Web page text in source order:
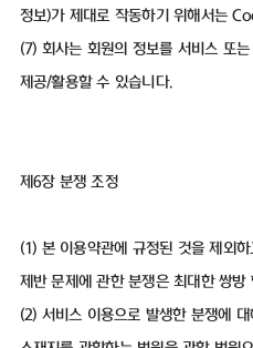
정보)가 제대로 작동하기 위해서는
(7) 회사는 회원의 정보를 서비스 또
제공/활용할 수 있습니다.
제6장 분쟁 조정
(1) 본 이용약관에 규정된 것을 제외
제반 문제에 관한 분쟁은 최대한 쌍방
(2) 서비스 이용으로 발생한 분쟁에